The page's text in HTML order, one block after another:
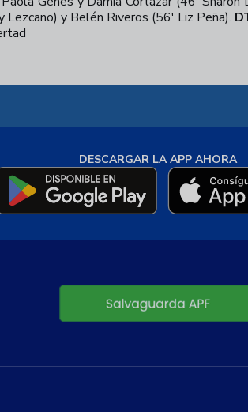
y Belén Riveros (56' Liz Peña).
DESCARGAR LA APP AHORA